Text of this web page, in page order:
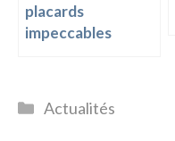
placards
impeccables
Catégories
Actualités